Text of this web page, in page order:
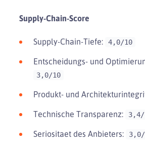
Supply-Chain-Score
Supply-Chain-Tiefe: 4,0/10
Entscheidungs- und
3,0/10
Produkt- und
Technische Transparenz: 3,4/
Seriositaet des Anbieters: 3,0/